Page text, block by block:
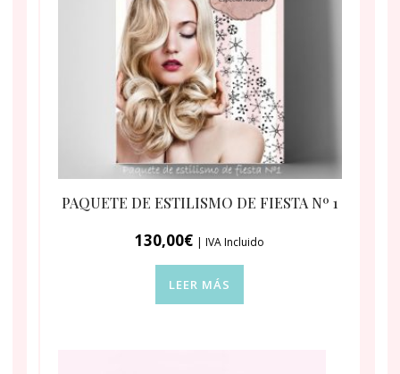
PAQUETE DE ESTILISMO DE FIESTA Nº 1
130,00€ | IVA Incluido
LEER MÁS